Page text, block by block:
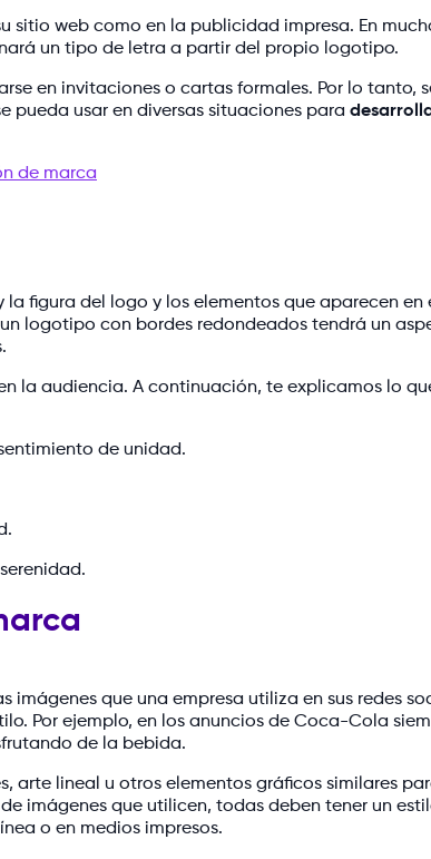
sitio web como en la publicidad impresa. En
un tipo de letra a partir del propio logotipo.
en invitaciones o cartas formales. Por lo tanto,
pueda usar en diversas situaciones para
de marca
la figura del logo y los elementos que aparecen en
logotipo con bordes redondeados tendrá un
la audiencia. A continuación, te explicamos lo
de unidad.
que una empresa utiliza en sus redes
Por ejemplo, en los anuncios de Coca-Cola
de la bebida.
arte lineal u otros elementos gráficos similares
imágenes que utilicen, todas deben tener un
o en medios impresos.